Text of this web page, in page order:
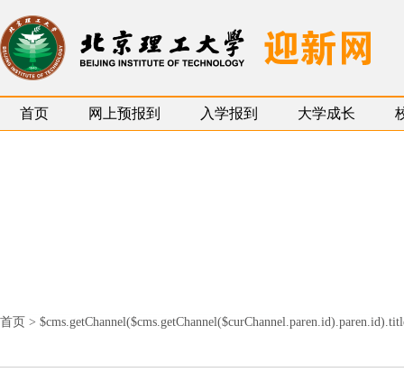
首页 网上预报到 入学报到 大学成长
首页 >